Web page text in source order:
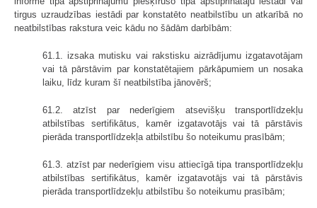
tirgus uzraudzības iestādi par konstatēto neatbilstību un atkarībā no
neatbilstības rakstura veic kādu no šādām darbībām:
61.1. izsaka mutisku vai rakstisku aizrādījumu izgatavotājam
vai tā pārstāvim par konstatētajiem pārkāpumiem un nosaka
laiku, līdz kuram šī neatbilstība jānovērš;
61.2. atzīst par nederīgiem atsevišķu transportlīdzekļu
atbilstības sertifikātus, kamēr izgatavotājs vai tā pārstāvis
pierāda transportlīdzekļa atbilstību šo noteikumu prasībām;
61.3. atzīst par nederīgiem visu attiecīgā tipa transportlīdzekļu
atbilstības sertifikātus, kamēr izgatavotājs vai tā pārstāvis
pierāda transportlīdzekļu atbilstību šo noteikumu prasībām;